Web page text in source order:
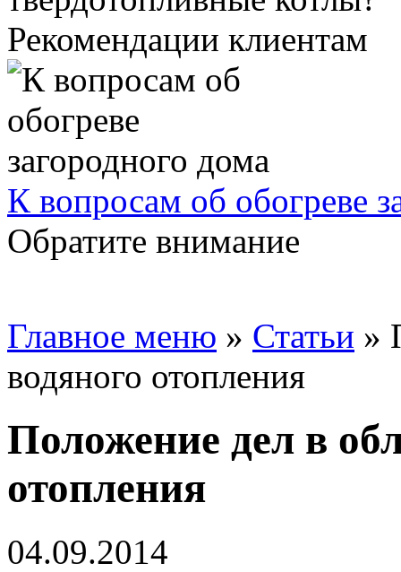
Рекомендации клиентам
К вопросам об обогреве
Обратите внимание
Главное меню » Статьи »
водяного отопления
Положение дел в
отопления
04.09.2014